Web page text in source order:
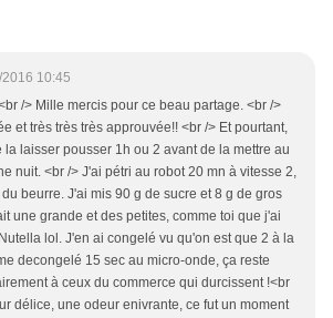
10:45
/> Mille mercis pour ce beau partage. <br />
et très très très approuvée!! <br /> Et pourtant,
la laisser pousser 1h ou 2 avant de la mettre au
nuit. <br /> J'ai pétri au robot 20 mn à vitesse 2,
beurre. J'ai mis 90 g de sucre et 8 g de gros
une grande et des petites, comme toi que j'ai
lol. J'en ai congelé vu qu'on est que 2 à la
decongelé 15 sec au micro-onde, ça reste
à ceux du commerce qui durcissent !<br
délice, une odeur enivrante, ce fut un moment